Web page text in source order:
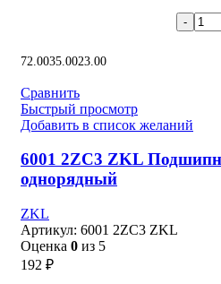
72.0035.0023.00
Сравнить
Быстрый просмотр
Добавить в список желаний
6001 2ZC3 ZKL
однорядный
ZKL
Артикул: 6001 2ZC3 ZKL
Оценка 0 из 5
192 ₽